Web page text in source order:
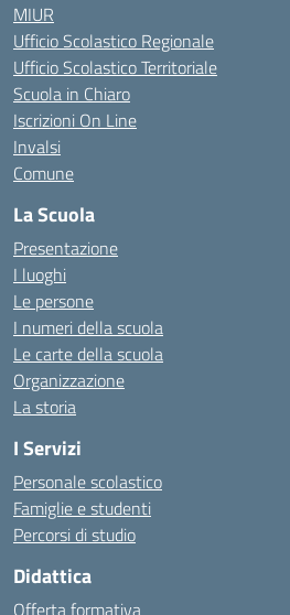
MIUR
Ufficio Scolastico Regionale
Ufficio Scolastico Territoriale
Scuola in Chiaro
Iscrizioni On Line
Invalsi
Comune
La Scuola
Presentazione
I luoghi
Le persone
I numeri della scuola
Le carte della scuola
Organizzazione
La storia
I Servizi
Personale scolastico
Famiglie e studenti
Percorsi di studio
Didattica
Offerta formativa